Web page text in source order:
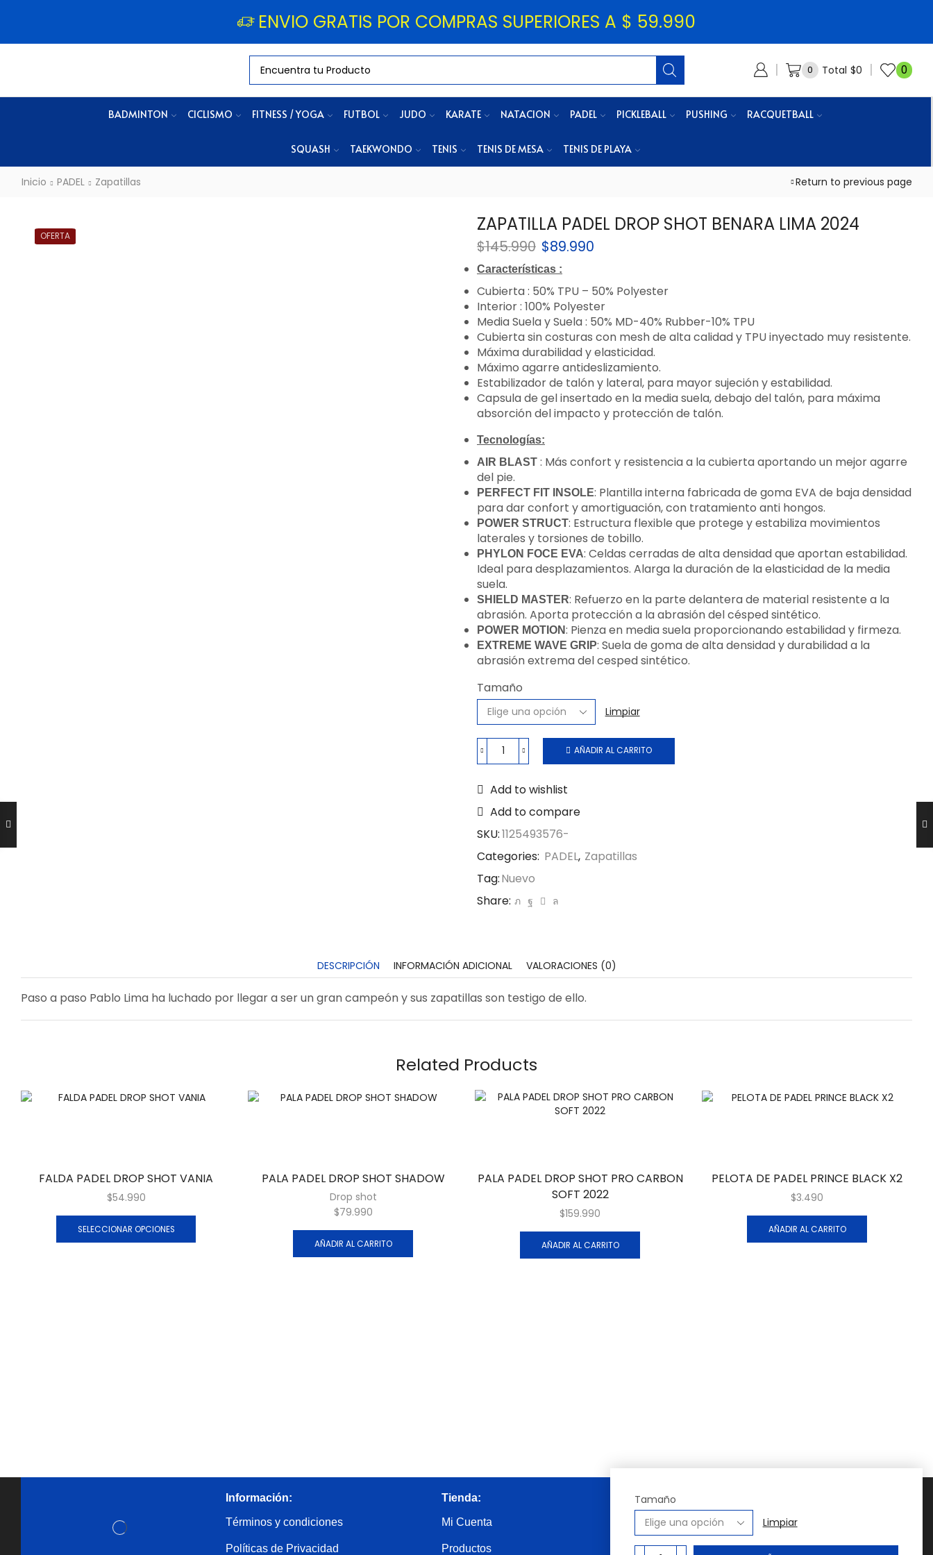
ENVIO GRATIS POR COMPRAS SUPERIORES A $ 59.990
0 Total $0 0
BADMINTON CICLISMO FITNESS / YOGA FUTBOL JUDO KARATE NATACION PADEL PICKLEBALL PUSHING RACQUETBALL
SQUASH TAEKWONDO TENIS TENIS DE MESA TENIS DE PLAYA
Inicio PADEL Zapatillas Return to previous page
OFERTA
ZAPATILLA PADEL DROP SHOT BENARA LIMA 2024
$145.990 $89.990
Características :
Cubierta : 50% TPU – 50% Polyester
Interior : 100% Polyester
Media Suela y Suela : 50% MD-40% Rubber-10% TPU
Cubierta sin costuras con mesh de alta calidad y TPU inyectado muy resistente.
Máxima durabilidad y elasticidad.
Máximo agarre antideslizamiento.
Estabilizador de talón y lateral, para mayor sujeción y estabilidad.
Capsula de gel insertado en la media suela, debajo del talón, para máxima
absorción del impacto y protección de talón.
Tecnologías:
AIR BLAST : Más confort y resistencia a la cubierta aportando un mejor agarre
del pie.
PERFECT FIT INSOLE: Plantilla interna fabricada de goma EVA de baja densidad
para dar confort y amortiguación, con tratamiento anti hongos.
POWER STRUCT: Estructura flexible que protege y estabiliza movimientos
laterales y torsiones de tobillo.
PHYLON FOCE EVA: Celdas cerradas de alta densidad que aportan estabilidad.
Ideal para desplazamientos. Alarga la duración de la elasticidad de la media
suela.
SHIELD MASTER: Refuerzo en la parte delantera de material resistente a la
abrasión. Aporta protección a la abrasión del césped sintético.
POWER MOTION: Pienza en media suela proporcionando estabilidad y firmeza.
EXTREME WAVE GRIP: Suela de goma de alta densidad y durabilidad a la
abrasión extrema del cesped sintético.
Tamaño
Limpiar
AÑADIR AL CARRITO
Add to wishlist
Add to compare
SKU:1125493576-
Categories: PADEL, Zapatillas
Tag:Nuevo
Share:
DESCRIPCIÓN INFORMACIÓN ADICIONAL VALORACIONES (0)
Paso a paso Pablo Lima ha luchado por llegar a ser un gran campeón y sus zapatillas son testigo de ello.
Related Products
FALDA PADEL DROP SHOT VANIA
$54.990
SELECCIONAR OPCIONES
PALA PADEL DROP SHOT SHADOW
Drop shot
$79.990
AÑADIR AL CARRITO
PALA PADEL DROP SHOT PRO CARBON
SOFT 2022
$159.990
AÑADIR AL CARRITO
PELOTA DE PADEL PRINCE BLACK X2
$3.490
AÑADIR AL CARRITO
Información:
Términos y condiciones
Políticas de Privacidad
Tienda:
Mi Cuenta
Productos
Contacto:
+56 9 4006 7836
contacto@tiendasport.cl
Tamaño
Limpiar